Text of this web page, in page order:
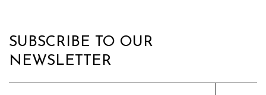
SUBSCRIBE TO OUR
NEWSLETTER